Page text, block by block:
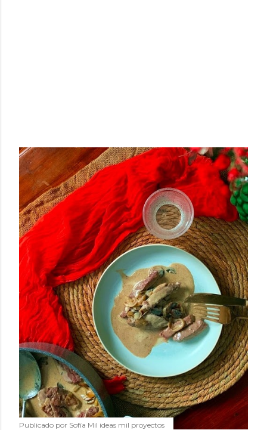
Publicado por Sofía Mil ideas mil proyectos